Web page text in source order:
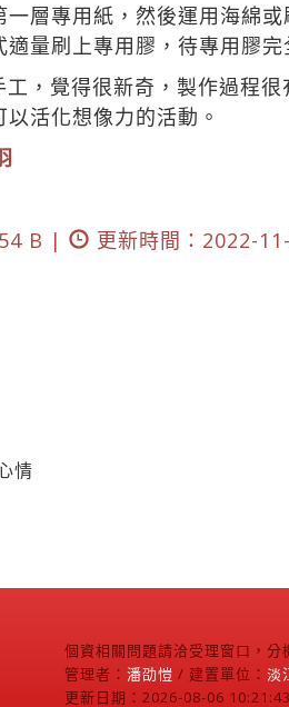
層專用紙，然後運用海綿
量刷上專用膠，待專用膠完
，覺得很新奇，製作過程
活化想像力的活動。
B |
更新時間：2022-
情
個資相關問題請洽受理窗口，分
管理者： 潘劭愷 / 建置單位： 淡
更新日期：2026-08-06 10:21:43